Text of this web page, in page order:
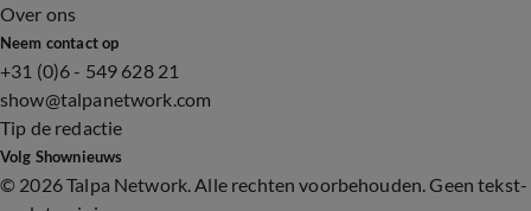
Over ons
Neem contact op
+31 (0)6 - 549 628 21
show@talpanetwork.com
Tip de redactie
Volg Shownieuws
© 2026 Talpa Network. Alle rechten voorbehouden. Geen tekst-